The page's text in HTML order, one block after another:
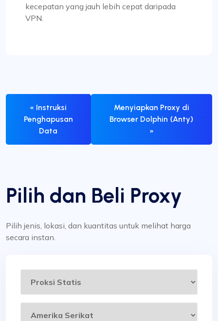
kecepatan yang jauh lebih cepat daripada
VPN.
« Instruksi
Penghapusan
Data
Menyiapkan Proxy di
Browser Dolphin {Anty}
»
Pilih dan Beli Proxy
Pilih jenis, lokasi, dan kuantitas untuk melihat harga
secara instan.